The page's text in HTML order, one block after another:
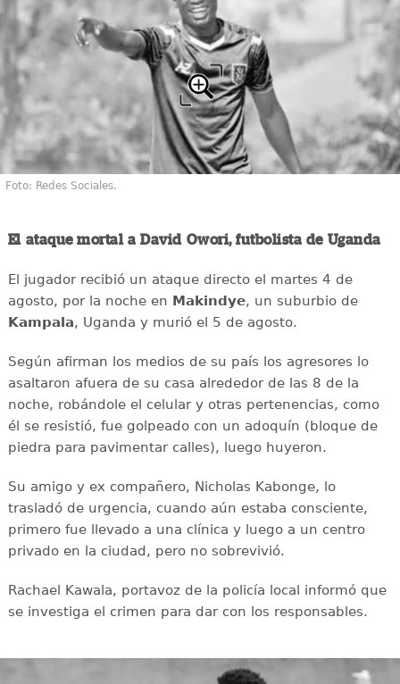
Foto: Redes Sociales.
El ataque mortal a David Owori, futbolista de Uganda
El jugador recibió un ataque directo el martes 4 de
agosto, por la noche en Makindye, un suburbio de
Kampala, Uganda y murió el 5 de agosto.
Según afirman los medios de su país los agresores lo
asaltaron afuera de su casa alrededor de las 8 de la
noche, robándole el celular y otras pertenencias, como
él se resistió, fue golpeado con un adoquín (bloque de
piedra para pavimentar calles), luego huyeron.
Su amigo y ex compañero, Nicholas Kabonge, lo
trasladó de urgencia, cuando aún estaba consciente,
primero fue llevado a una clínica y luego a un centro
privado en la ciudad, pero no sobrevivió.
Rachael Kawala, portavoz de la policía local informó que
se investiga el crimen para dar con los responsables.